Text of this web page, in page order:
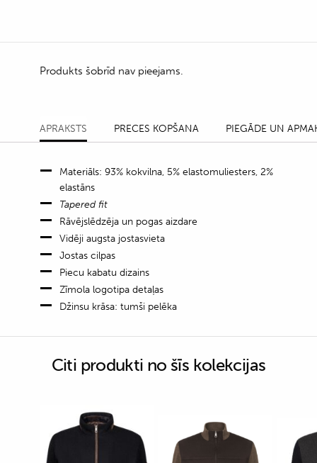
Produkts šobrīd nav pieejams.
APRAKSTS PRECES KOPŠANA PIEGĀDE UN
Materiāls: 93% kokvilna, 5% elastomuliesters, 2%
elastāns
Tapered fit
Rāvējslēdzēja un pogas aizdare
Vidēji augsta jostasvieta
Jostas cilpas
Piecu kabatu dizains
Zīmola logotipa detaļas
Džinsu krāsa: tumši pelēka
Citi produkti no šīs kolekcijas